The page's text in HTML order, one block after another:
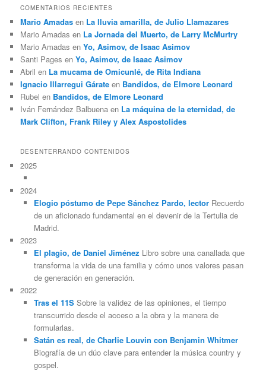
COMENTARIOS RECIENTES
Mario Amadas en La lluvia amarilla, de Julio Llamazares
Mario Amadas en La Jornada del Muerto, de Larry McMurtry
Mario Amadas enYo, Asimov, de Isaac Asimov
Santi Pages enYo, Asimov, de Isaac Asimov
Abril en La mucama de Omicunlé, de Rita Indiana
Ignacio Illarregui Gárate en Bandidos, de Elmore Leonard
Rubel en Bandidos, de Elmore Leonard
Iván Fernández Balbuena en La máquina de la eternidad, de
Mark Clifton, Frank Riley y Alex Aspostolides
DESENTERRANDO CONTENIDOS
2025
2024
Elogio póstumo de Pepe Sánchez Pardo, lectorRecuerdo
de un aficionado fundamental en el devenir de la Tertulia de
Madrid.
2023
El plagio, de Daniel Jiménez Libro sobre una canallada que
transforma la vida de una familia y cómo unos valores pasan
de generación en generación.
2022
Tras el 11SSobre la validez de las opiniones, el tiempo
transcurrido desde el acceso a la obra y la manera de
formularlas.
Satán es real, de Charlie Louvin con Benjamin Whitmer
Biografía de un dúo clave para entender la música country y
gospel.